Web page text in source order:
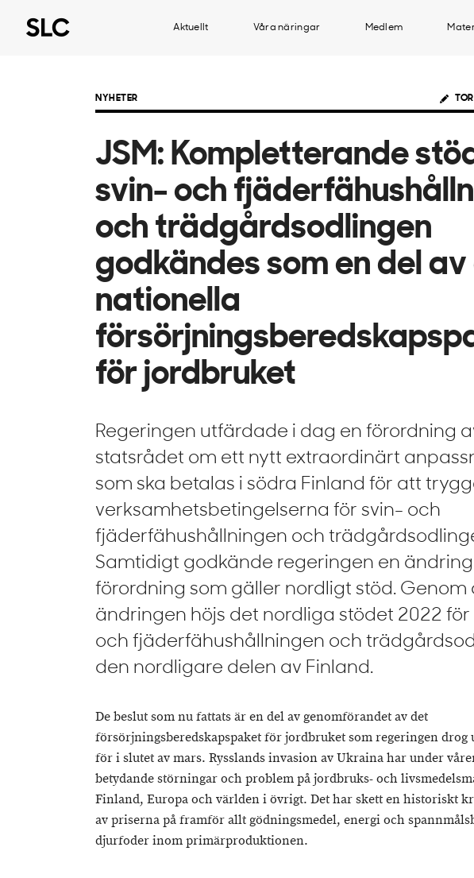
Aktuellt Våra näringar Medlem
NYHETER
JSM: Kompletterande
svin- och
och trädgårdsodlingen
godkändes som en del
nationella
för jordbruket
Regeringen utfärdade i dag en förordning
statsrådet om ett nytt extraordinärt
som ska betalas i södra Finland för att
verksamhetsbetingelserna för svin- och
fjäderfähushållningen och
Samtidigt godkände regeringen en
förordning som gäller nordligt stöd. Genom
ändringen höjs det nordliga stödet 2022 för
och fjäderfähushållningen och
den nordligare delen av Finland.
De beslut som nu fattats är en del av genomförandet av det
försörjningsberedskapspaket för jordbruket som regeringen
för i slutet av mars. Rysslands invasion av Ukraina har under
betydande störningar och problem på jordbruks- och
Finland, Europa och världen i övrigt. Det har skett en historiskt
av priserna på framför allt gödningsmedel, energi och
djurfoder inom primärproduktionen.